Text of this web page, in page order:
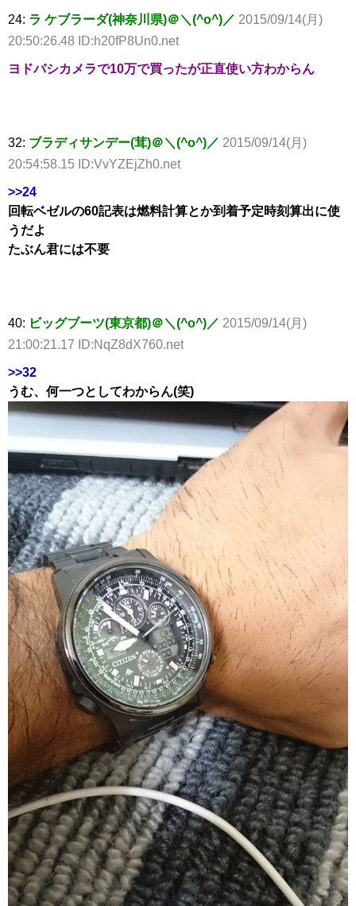
24: ラ ケブラーダ(神奈川県)＠＼(^o^)／ 2015/09/14(月)
20:50:26.48 ID:h20fP8Un0.net
ヨドバシカメラで10万で買ったが正直使い方わからん
32: ブラディサンデー(茸)＠＼(^o^)／ 2015/09/14(月)
20:54:58.15 ID:VvYZEjZh0.net
>>24
回転ベゼルの60記表は燃料計算とか到着予定時刻算出に使
うだよ
たぶん君には不要
40: ビッグブーツ(東京都)＠＼(^o^)／ 2015/09/14(月)
21:00:21.17 ID:NqZ8dX760.net
>>32
うむ、何一つとしてわからん(笑)